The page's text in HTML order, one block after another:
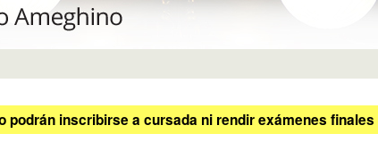
inscribirse a cursada ni rendir exámenes finales